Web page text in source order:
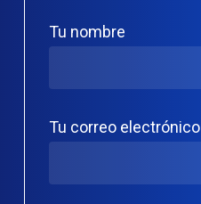
Tu nombre
Tu correo electrónico